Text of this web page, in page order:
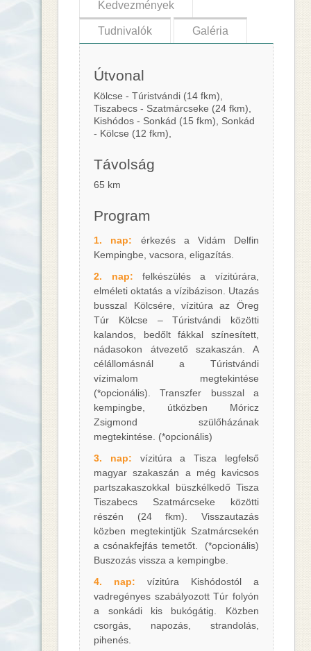
Kedvezmények
Tudnivalók Galéria
Útvonal
Kölcse - Túristvándi (14 fkm),
Tiszabecs - Szatmárcseke (24 fkm),
Kishódos - Sonkád (15 fkm), Sonkád
- Kölcse (12 fkm),
Távolság
65 km
Program
1. nap: érkezés a Vidám Delfin
Kempingbe, vacsora, eligazítás.
2. nap: felkészülés a vízitúrára,
elméleti oktatás a vízibázison. Utazás
busszal Kölcsére, vízitúra az Öreg
Túr Kölcse – Túristvándi közötti
kalandos, bedőlt fákkal színesített,
nádasokon átvezető szakaszán. A
célállomásnál a Túristvándi
vízimalom megtekintése
(*opcionális). Transzfer busszal a
kempingbe, útközben Móricz
Zsigmond szülőházának
megtekintése. (*opcionális)
3. nap: vízitúra a Tisza legfelső
magyar szakaszán a még kavicsos
partszakaszokkal büszkélkedő Tisza
Tiszabecs Szatmárcseke közötti
részén (24 fkm). Visszautazás
közben megtekintjük Szatmárcsekén
a csónakfejfás temetőt. (*opcionális)
Buszozás vissza a kempingbe.
4. nap: vízitúra Kishódostól a
vadregényes szabályozott Túr folyón
a sonkádi kis bukógátig. Közben
csorgás, napozás, strandolás,
pihenés.